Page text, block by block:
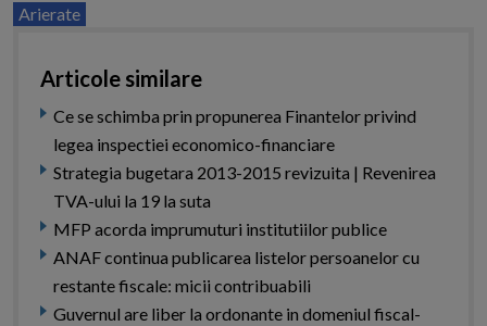
Arierate
Articole similare
Ce se schimba prin propunerea Finantelor privind
legea inspectiei economico-financiare
Strategia bugetara 2013-2015 revizuita | Revenirea
TVA-ului la 19 la suta
MFP acorda imprumuturi institutiilor publice
ANAF continua publicarea listelor persoanelor cu
restante fiscale: micii contribuabili
Guvernul are liber la ordonante in domeniul fiscal-